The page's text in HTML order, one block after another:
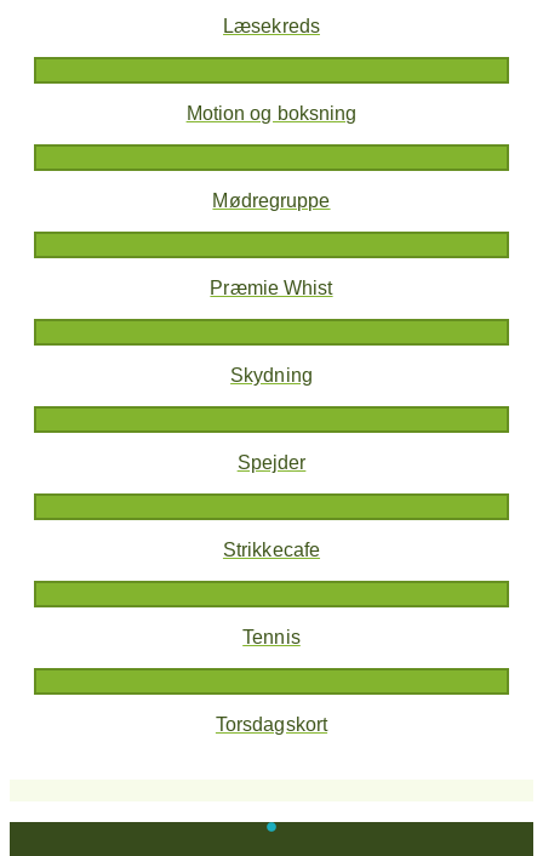
Læsekreds
Motion og boksning
Mødregruppe
Præmie Whist
Skydning
Spejder
Strikkecafe
Tennis
Torsdagskort